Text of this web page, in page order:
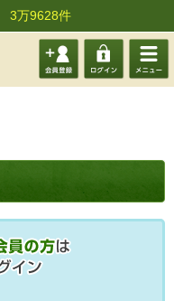
3万9628件
会員登 ログイ メニュ